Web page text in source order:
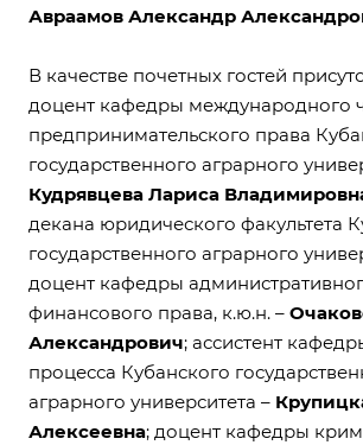
Авраамов Александр
В качестве почетных гостей
доцент кафедры международного
предпринимательского права
государственного аграрного
Кудрявцева Лариса
декана юридического факультета
государственного аграрного
доцент кафедры
финансового права, к.ю.н. –
Александрович; ассистент
процесса Кубанского
аграрного университета –
Алексеевна; доцент кафедры